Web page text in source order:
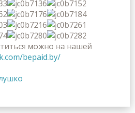
можно на нашей
bepaid.by/